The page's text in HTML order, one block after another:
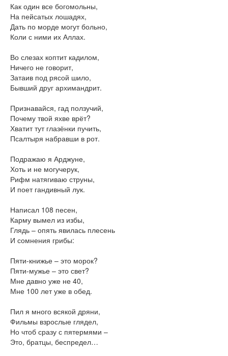
Как один все богомольны,
На пейсатых лошадях,
Дать по морде могут больно,
Коли с ними их Аллах.
Во слезах коптит кадилом,
Ничего не говорит,
Затаив под рясой шило,
Бывший друг архимандрит.
Признавайся, гад ползучий,
Почему твой яхве врёт?
Хватит тут глазёнки пучить,
Псалтыря набравши в рот.
Подражаю я Арджуне,
Хоть и не могучерук,
Рифм натягиваю струны,
И поет гандивный лук.
Написал 108 песен,
Карму вымел из избы,
Глядь – опять явилась плесень
И сомнения грибы:
Пяти-книжье – это морок?
Пяти-мужье – это свет?
Мне давно уже не 40,
Мне 100 лет уже в обед.
Пил я много всякой дряни,
Фильмы взрослые глядел,
Но чтоб сразу с пятермями –
Это, братцы, беспредел…